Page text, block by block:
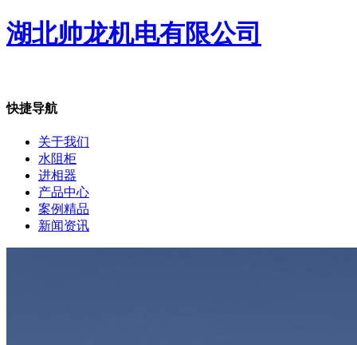
湖北帅龙机电有限公司
快捷导航
关于我们
水阻柜
进相器
产品中心
案例精品
新闻资讯